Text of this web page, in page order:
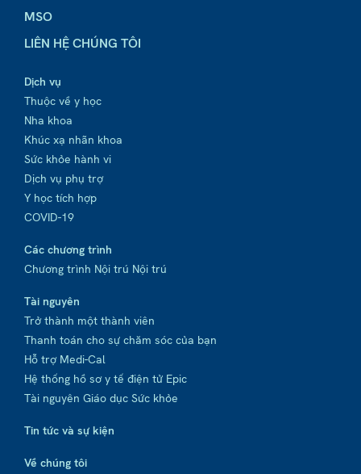
MSO
LIÊN HỆ CHÚNG TÔI
Dịch vụ
Thuộc về y học
Nha khoa
Khúc xạ nhãn khoa
Sức khỏe hành vi
Dịch vụ phụ trợ
Y học tích hợp
COVID-19
Các chương trình
Chương trình Nội trú Nội trú
Tài nguyên
Trở thành một thành viên
Thanh toán cho sự chăm sóc của bạn
Hỗ trợ Medi-Cal
Hệ thống hồ sơ y tế điện tử Epic
Tài nguyên Giáo dục Sức khỏe
Tin tức và sự kiện
Về chúng tôi